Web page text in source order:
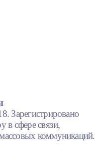
Зарегистрировано
в сфере связи,
коммуникаций.